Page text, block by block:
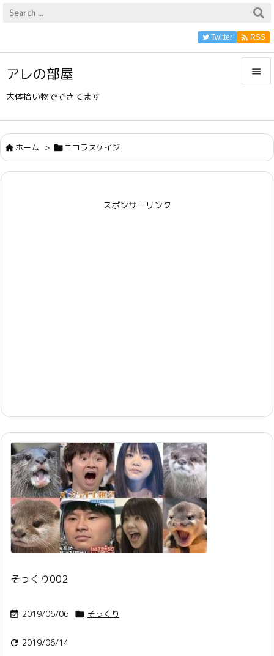
アレの部屋
大体拾い物でできてます

サイド

Twitter  RSS
ホーム > ニコラスケイジ
スポンサーリンク
そっくり002
 2019/06/06  そっくり
 2019/06/14